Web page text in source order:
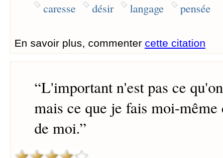
caresse désir langage pensée
En savoir plus, commenter cette citation
“L'important n'est pas ce
mais ce que je fais moi-
de moi.”